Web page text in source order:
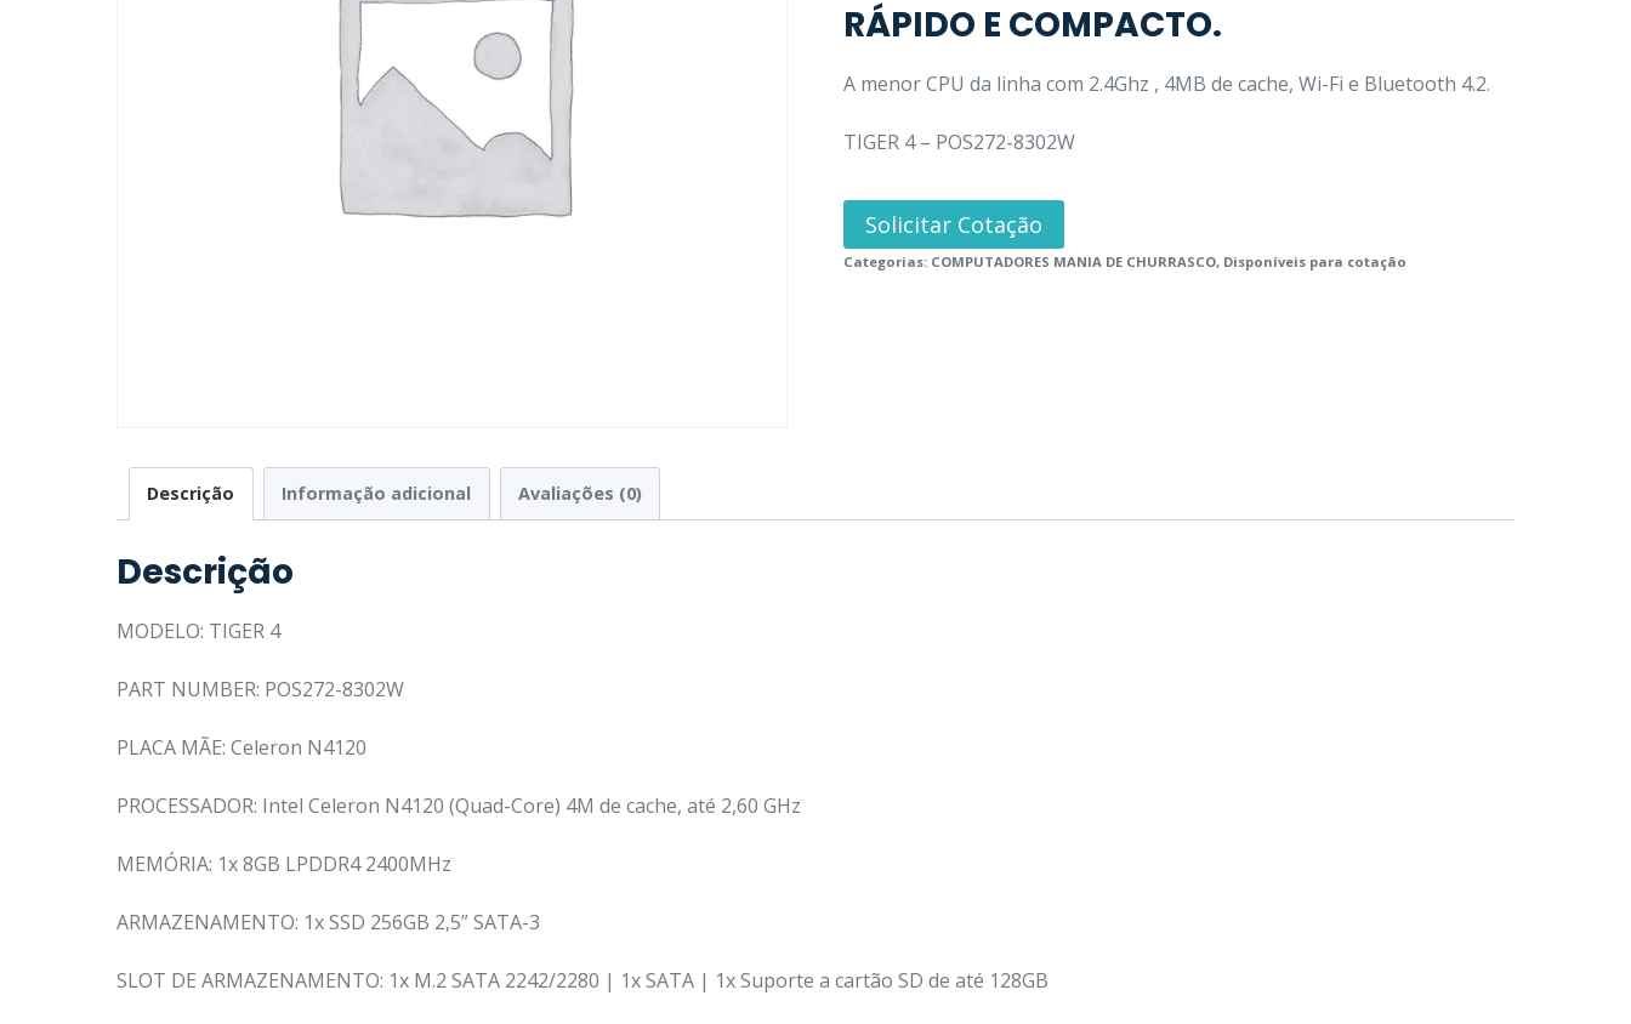
RÁPIDO E COMPACTO.
A menor CPU da linha com 2.4Ghz , 4MB de cache, Wi-Fi e Bluetooth 4.2.
TIGER 4 – POS272-8302W
Solicitar Cotação
Categorias: COMPUTADORES MANIA DE CHURRASCO, Disponíveis para cotação
Descrição Informação adicional Avaliações (0)
Descrição
MODELO: TIGER 4
PART NUMBER: POS272-8302W
PLACA MÃE: Celeron N4120
PROCESSADOR: Intel Celeron N4120 (Quad-Core) 4M de cache, até 2,60 GHz
MEMÓRIA: 1x 8GB LPDDR4 2400MHz
ARMAZENAMENTO: 1x SSD 256GB 2,5” SATA-3
SLOT DE ARMAZENAMENTO: 1x M.2 SATA 2242/2280 | 1x SATA | 1x Suporte a cartão SD de até 128GB